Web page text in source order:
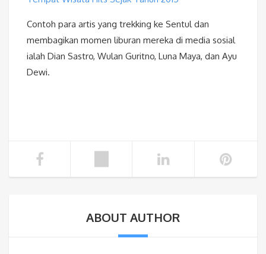
Contoh para artis yang trekking ke Sentul dan
membagikan momen liburan mereka di media sosial
ialah Dian Sastro, Wulan Guritno, Luna Maya, dan Ayu
Dewi.
ABOUT AUTHOR